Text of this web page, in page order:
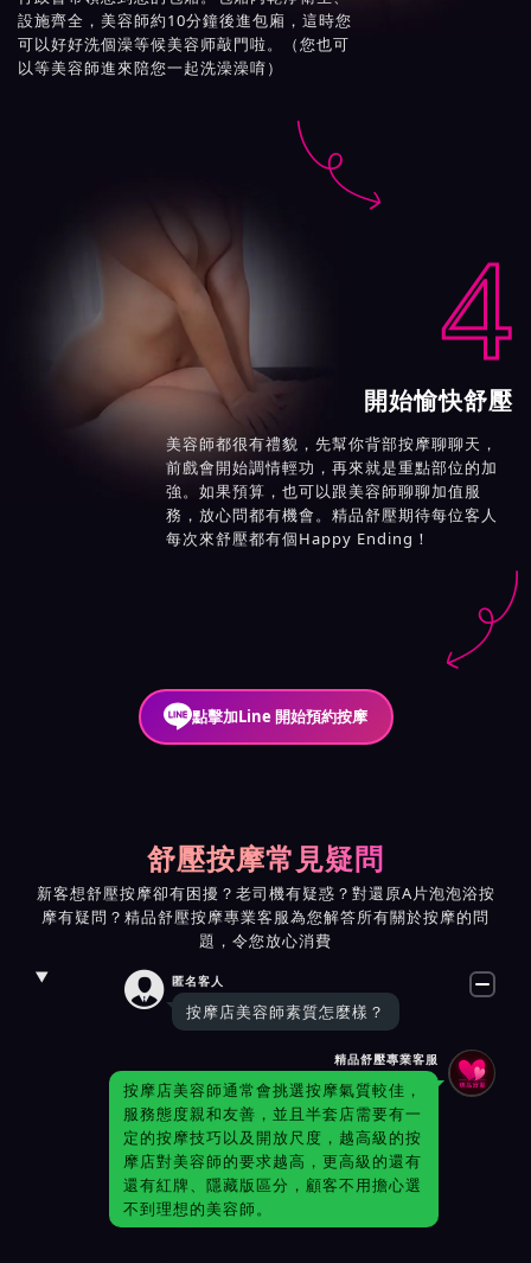
設施齊全，美容師約10分鐘後進包廂，這時您
可以好好洗個澡等候美容师敲門啦。（您也可
以等美容師進來陪您一起洗澡澡唷）

4
開始愉快舒壓
美容師都很有禮貌，先幫你背部按摩聊聊天，
前戲會開始調情輕功，再來就是重點部位的加
強。如果預算，也可以跟美容師聊聊加值服
務，放心問都有機會。精品舒壓期待每位客人
每次來舒壓都有個Happy Ending！
點擊加Line 開始預約按摩
舒壓按摩常見疑問
新客想舒壓按摩卻有困擾？老司機有疑惑？對還原A片泡泡浴按
摩有疑問？精品舒壓按摩專業客服為您解答所有關於按摩的問
題，令您放心消費
 匿名客人
按摩店美容師素質怎麼樣？
精品舒壓專業客服
按摩店美容師通常會挑選按摩氣質較佳，
服務態度親和友善，並且半套店需要有一
定的按摩技巧以及開放尺度，越高級的按
摩店對美容師的要求越高，更高級的還有
還有紅牌、隱藏版區分，顧客不用擔心選
不到理想的美容師。